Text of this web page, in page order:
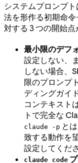
システムプロンプ
法を形作る初期命
対する 3 つの開始点
最小限のデフ
設定しない、
しない場合、
限のプロンプ
ディングガイ
コンテキスト
トで完全な
claude -p と
致する動作を
設定してくださ
claude_code